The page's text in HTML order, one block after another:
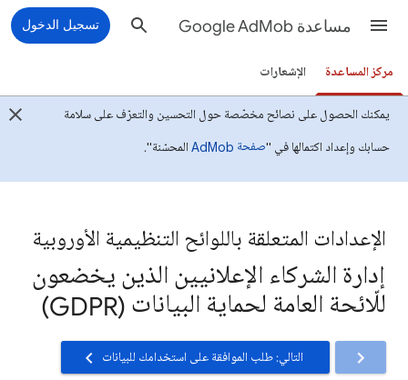
مساعدة Google AdMob تسجيل الدخول
مركز المساعدة الإشعارات
يمكنك الحصول على نصائح مخصّصة حول التحسين والتعرّف على سلامة
حسابك وإعداد اكتمالها في "صفحة AdMob المحسّنة".
الإعدادات المتعلقة باللوائح التنظيمية الأوروبية
إدارة الشركاء الإعلانيين الذين يخضعون
للّائحة العامة لحماية البيانات (GDPR)
التالي: طلب الموافقة على استخدامك للبيانات